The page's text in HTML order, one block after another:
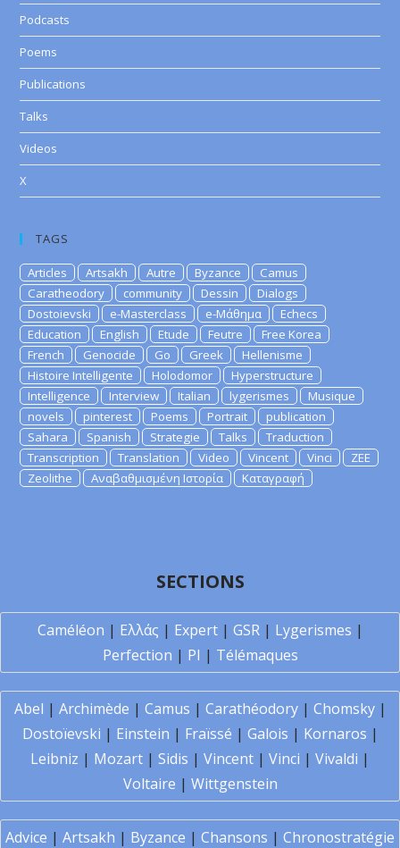
Podcasts
Poems
Publications
Talks
Videos
X
TAGS
Articles Artsakh Autre Byzance
Camus
Caratheodory
community Dessin
Dialogs
Dostoievski
e-Masterclass e-Μάθημα
Echecs
Education
English Etude Feutre
Free Korea
French
Genocide Go Greek
Hellenisme
Histoire Intelligente
Holodomor
Hyperstructure
Intelligence
Interview Italian lygerismes
Musique
novels
pinterest Poems Portrait
publication
Sahara
Spanish Strategie Talks
Traduction
Transcription
Translation Video Vincent Vinci
ZEE
Zeolithe
Αναβαθμισμένη Ιστορία Καταγραφή
SECTIONS
Caméléon | Ελλάς | Expert| GSR| Lygerismes |
Perfection | PI | Télémaques
Abel | Archimède | Camus | Carathéodory| Chomsky|
Dostoïevski | Einstein | Fraïssé | Galois | Kornaros |
Leibniz | Mozart | Sidis | Vincent | Vinci | Vivaldi |
Voltaire | Wittgenstein
Advice | Artsakh | Byzance | Chansons | Chronostratégie